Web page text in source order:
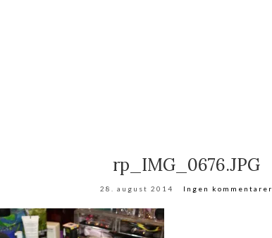
rp_IMG_0676.JPG
28. august 2014 Ingen kommentarer